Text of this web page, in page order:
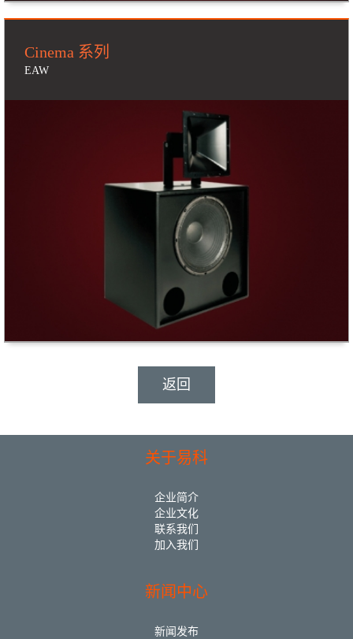
Cinema 系列
EAW
返回
关于易科
企业简介
企业文化
联系我们
加入我们
新闻中心
新闻发布